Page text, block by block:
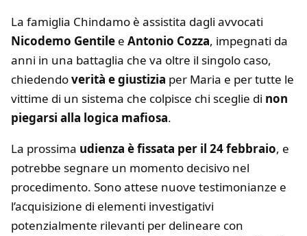
La famiglia Chindamo è assistita dagli avvocati
Nicodemo Gentile e Antonio Cozza, impegnati da
anni in una battaglia che va oltre il singolo caso,
chiedendoverità e giustizia per Maria e per tutte le
vittime di un sistema che colpisce chi sceglie di non
piegarsi alla logica mafiosa.
La prossima udienza è fissata per il 24 febbraio, e
potrebbe segnare un momento decisivo nel
procedimento. Sono attese nuove testimonianze e
l’acquisizione di elementi investigativi
potenzialmente rilevanti per delineare con